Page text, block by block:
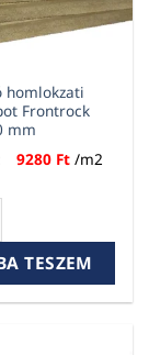
Super 120
homlokzati
Frontrock
mm
9280 Ft /m2
homlokzati
TESZEM